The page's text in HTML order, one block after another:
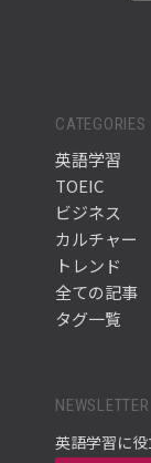
CATEGORIES
英語学習
TOEIC
ビジネス
カルチャー
トレンド
全ての記事
タグ一覧
NEWSLETTER
英語学習に役